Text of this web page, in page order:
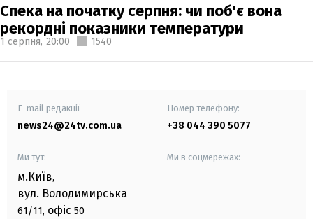
Спека на початку серпня: чи поб'є вона
рекордні показники температури
1 серпня, 20:00 1540
E-mail редакції
news24@24tv.com.ua
Номер телефону:
+38 044 390 5077
Ми тут:
м.Київ,
вул. Володимирська
61/11, офіс 50
Ми в соцмережах: